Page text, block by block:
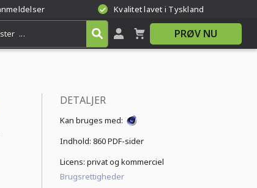
Kvalitet lavet i Tyskland
PRØV NU
DETALJER
Kan bruges med:
Indhold:860 PDF-sider
Licens: privat og kommerciel
Brugsrettigheder